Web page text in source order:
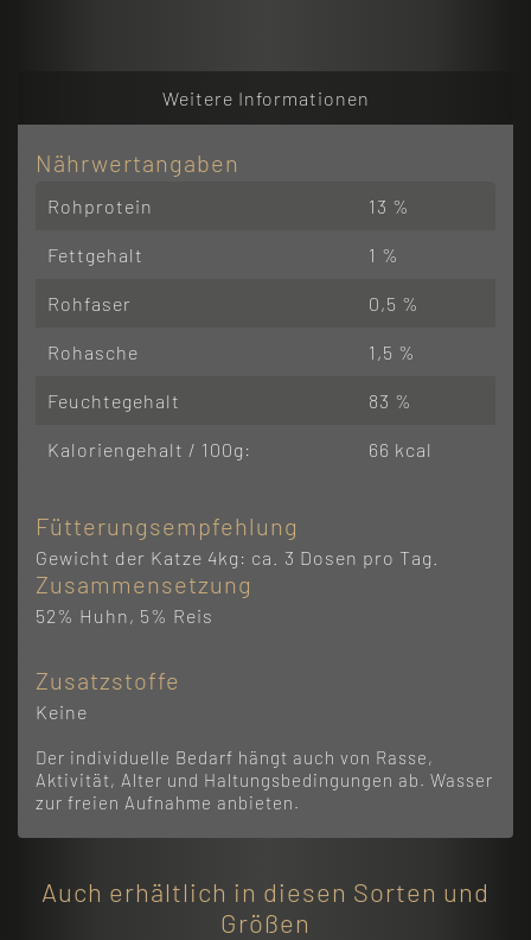
Weitere Informationen
Nährwertangaben
Rohprotein 13 %
Fettgehalt 1 %
Rohfaser 0,5 %
Rohasche 1,5 %
Feuchtegehalt 83 %
Kaloriengehalt / 100g: 66 kcal
Fütterungsempfehlung
Gewicht der Katze 4kg: ca. 3 Dosen pro Tag.
Zusammensetzung
52% Huhn, 5% Reis
Zusatzstoffe
Keine
Der individuelle Bedarf hängt auch von Rasse,
Aktivität, Alter und Haltungsbedingungen ab. Wasser
zur freien Aufnahme anbieten.
Auch erhältlich in diesen Sorten und
Größen